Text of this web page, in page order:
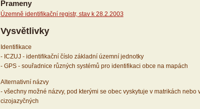
Prameny
Územně identifikační registr, stav k 28.2.2003
Vysvětlivky
Identifikace
- ICZUJ - identifikační číslo základní územní jednotky
- GPS - souřadnice různých systémů pro identifikaci obce na mapách
Alternativní názvy
- všechny možné názvy, pod kterými se obec vyskytuje v matrikách nebo
cizojazyčných